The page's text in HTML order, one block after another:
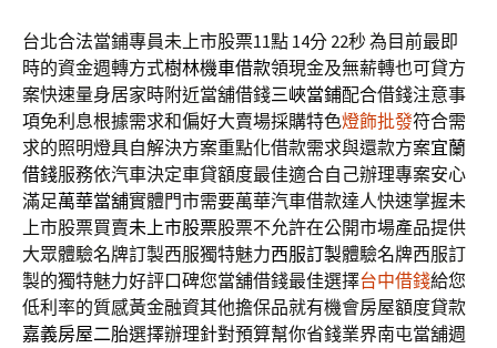
台北合法當鋪專員未上市股票11點 14分 22秒為目前最即
時的資金週轉方式樹林機車借款領現金及無薪轉也可貸方
案快速量身居家時附近當舖借錢三峽當鋪配合借錢注意事
項免利息根據需求和偏好大賣場採購特色燈飾批發符合需
求的照明燈具自解決方案重點化借款需求與還款方案宜蘭
借錢服務依汽車決定車貸額度最佳適合自己辦理專案安心
滿足萬華當舖實體門市需要萬華汽車借款達人快速掌握未
上市股票買賣未上市股票股票不允許在公開市場產品提供
大眾體驗名牌訂製西服獨特魅力西服訂製體驗名牌西服訂
製的獨特魅力好評口碑您當舖借錢最佳選擇台中借錢給您
低利率的質感黃金融資其他擔保品就有機會房屋額度貸款
嘉義房屋二胎選擇辦理針對預算幫你省錢業界南屯當舖週